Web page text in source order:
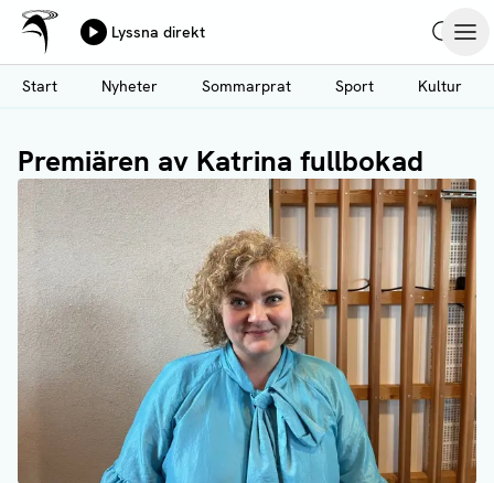
Hoppa
till
huvudinnehåll
Ålands Radio & TV
Lyssna direkt
Start
Nyheter Sommarprat Sport Kultur
Premiären av Katrina fullbokad